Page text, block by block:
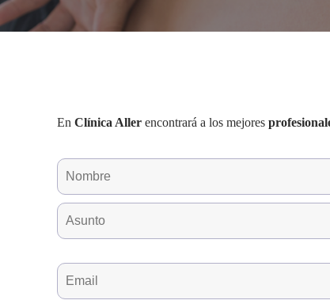
En Clínica Aller encontrará a los mejores